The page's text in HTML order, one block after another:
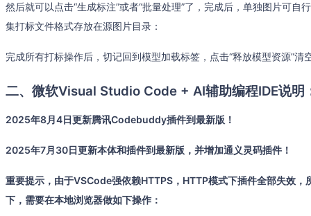
然后就可以点击“生成标注”或者“批量处理”了，完成后，单独图片可
集打标文件格式存放在源图片目录：
完成所有打标操作后，切记回到模型加载标签，点击“释放模型资源”清
二、微软Visual Studio Code + AI辅助编程IDE说明
2025年8月4日更新腾讯Codebuddy插件到最新版！
2025年7月30日更新本体和插件到最新版，并增加通义灵码插件！
重要提示，由于VSCode强依赖HTTPS，HTTP模式下插件全部失效
下，需要在本地浏览器做如下操作：